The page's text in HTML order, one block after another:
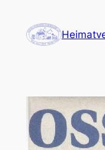
Inhalt
springen